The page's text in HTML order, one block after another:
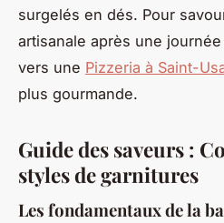
surgelés en dés. Pour
artisanale après une
vers une Pizzeria à Saint-
plus gourmande.
Guide des saveurs :
styles de garnitures
Les fondamentaux de la